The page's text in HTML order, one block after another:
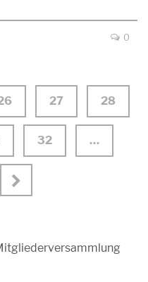
0
27 28
32 …